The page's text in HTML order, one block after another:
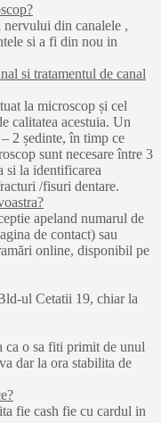
nervului din canalele ,
si a fi din nou in
si tratamentul de canal
la microscop și cel
calitatea acestuia. Un
2 ședinte, în timp ce
sunt necesare între 3
si la identificarea
/fisuri dentare.
apeland numarul de
de contact) sau
online, disponibil pe
ul Cetatii 19, chiar la
ca o sa fiti primit de unul
dar la ora stabilita de
fie cash fie cu cardul in